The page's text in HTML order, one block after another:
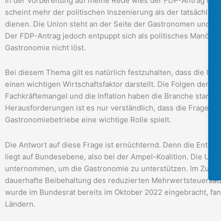
scheint mehr der politischen Inszenierung als der
dienen. Die Union steht an der Seite der Gastronomen und
Der FDP-Antrag jedoch entpuppt sich als politisches
Gastronomie nicht löst.
Bei diesem Thema gilt es natürlich festzuhalten, dass die
einen wichtigen Wirtschaftsfaktor darstellt. Die Folgen der
Fachkräftemangel und die Inflation haben die Branche stark
Herausforderungen ist es nur verständlich, dass die Frage
Gastronomiebetriebe eine wichtige Rolle spielt.
Die Antwort auf diese Frage ist ernüchternd. Denn die
liegt auf Bundesebene, also bei der Ampel-Koalition. Die
unternommen, um die Gastronomie zu unterstützen. Im
dauerhafte Beibehaltung des reduzierten
wurde im Bundesrat bereits im Oktober 2022 eingebracht,
Ländern.